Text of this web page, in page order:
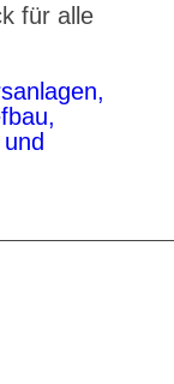
für alle